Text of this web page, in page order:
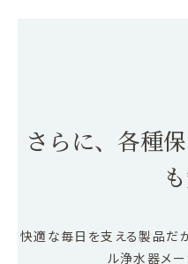
さらに、各種
快適な毎日を支える製品だ
ル浄水器メ